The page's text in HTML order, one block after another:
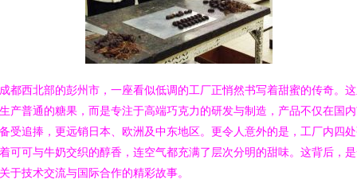
都西北部的彭州市，一座看似低调的工厂正悄然书写着甜蜜的传奇。
产普通的糖果，而是专注于高端巧克力的研发与制造，产品不仅在国
受追捧，更远销日本、欧洲及中东地区。更令人意外的是，工厂内四
可可与牛奶交织的醇香，连空气都充满了层次分明的甜味。这背后，
于技术交流与国际合作的精彩故事。